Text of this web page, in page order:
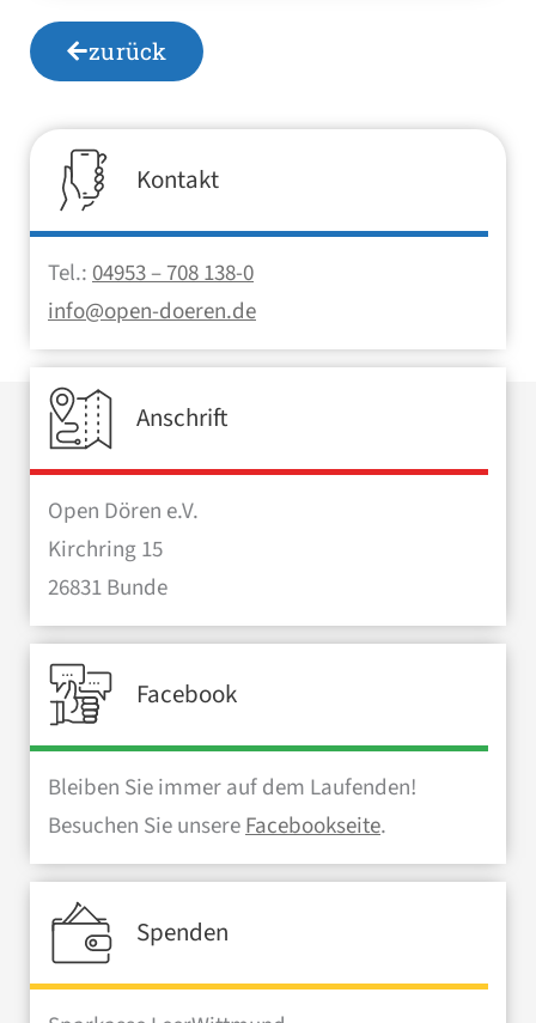
zurück
Kontakt
Tel.:04953 – 708 138-0
info@open-doeren.de
Anschrift
Open Dören e.V.
Kirchring 15
26831 Bunde
Facebook
Bleiben Sie immer auf dem Laufenden!
Besuchen Sie unsereFacebookseite.
Spenden